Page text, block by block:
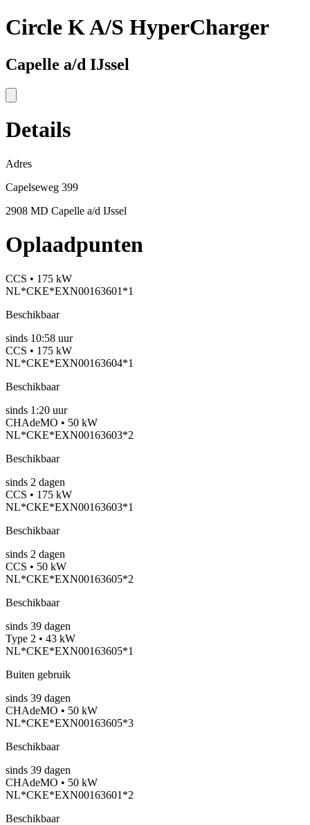
Circle K A/S HyperCharger
Capelle a/d IJssel
Details
Adres
Capelseweg 399
2908 MD Capelle a/d IJssel
Oplaadpunten
CCS • 175 kW
NL*CKE*EXN00163601*1
Beschikbaar
sinds 10:58 uur
CCS • 175 kW
NL*CKE*EXN00163604*1
Beschikbaar
sinds 1:20 uur
CHAdeMO • 50 kW
NL*CKE*EXN00163603*2
Beschikbaar
sinds 2 dagen
CCS • 175 kW
NL*CKE*EXN00163603*1
Beschikbaar
sinds 2 dagen
CCS • 50 kW
NL*CKE*EXN00163605*2
Beschikbaar
sinds 39 dagen
Type 2 • 43 kW
NL*CKE*EXN00163605*1
Buiten gebruik
sinds 39 dagen
CHAdeMO • 50 kW
NL*CKE*EXN00163605*3
Beschikbaar
sinds 39 dagen
CHAdeMO • 50 kW
NL*CKE*EXN00163601*2
Beschikbaar